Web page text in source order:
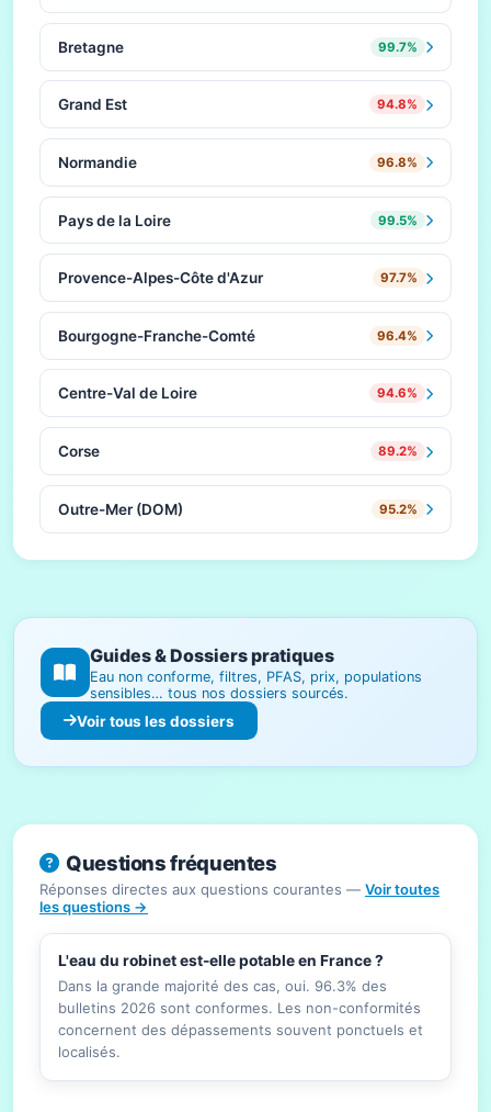
Bretagne 99.7%
Grand Est 94.8%
Normandie 96.8%
Pays de la Loire 99.5%
Provence-Alpes-Côte d'Azur 97.7%
Bourgogne-Franche-Comté 96.4%
Centre-Val de Loire 94.6%
Corse 89.2%
Outre-Mer (DOM) 95.2%
Guides & Dossiers pratiques
Eau non conforme, filtres, PFAS, prix, populations
sensibles… tous nos dossiers sourcés.
Voir tous les dossiers
Questions fréquentes
Réponses directes aux questions courantes — Voir toutes
les questions →
L'eau du robinet est-elle potable en France ?
Dans la grande majorité des cas, oui. 96.3% des
bulletins 2026 sont conformes. Les non-conformités
concernent des dépassements souvent ponctuels et
localisés.